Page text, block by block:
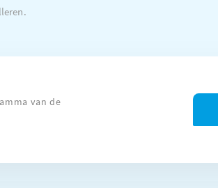
van de